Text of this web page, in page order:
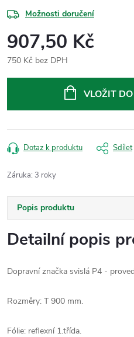
Možnosti doručení
907,50 Kč
750 Kč bez DPH
VLOŽIT
Dotaz k produktu Sdílet
Záruka: 3 roky
Popis produktu
Detailní popis
Dopravní značka svislá P4 -
Rozměry: T 900 mm.
Fólie: reflexní 1.třída.